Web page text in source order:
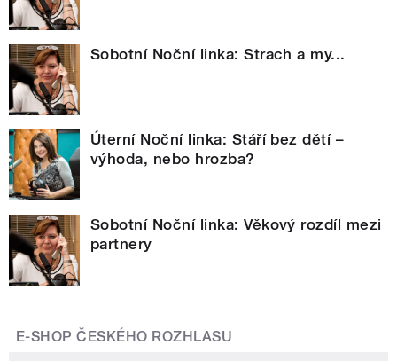
Sobotní Noční linka: Strach a my...
Úterní Noční linka: Stáří bez dětí –
výhoda, nebo hrozba?
Sobotní Noční linka: Věkový rozdíl mezi
partnery
E-SHOP ČESKÉHO ROZHLASU